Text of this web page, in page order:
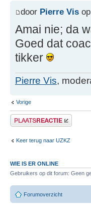
door Pierre Vis
Amai nie; da
Goed dat
tikker
Pierre Vis,
Vorige
Plaats een reactie
Keer terug naar UZKZ
WIE IS ER ONLINE
Gebruikers op dit forum: Geen
Forumoverzicht